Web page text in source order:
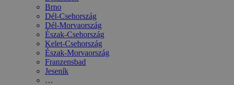
Brno
Dél-Csehország
Dél-Morvaország
Észak-Csehország
Kelet-Csehország
Észak-Morvaország
Franzensbad
Jeseník
…